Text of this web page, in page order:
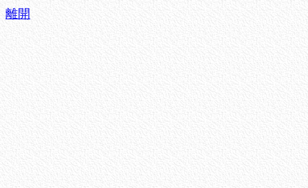
離開